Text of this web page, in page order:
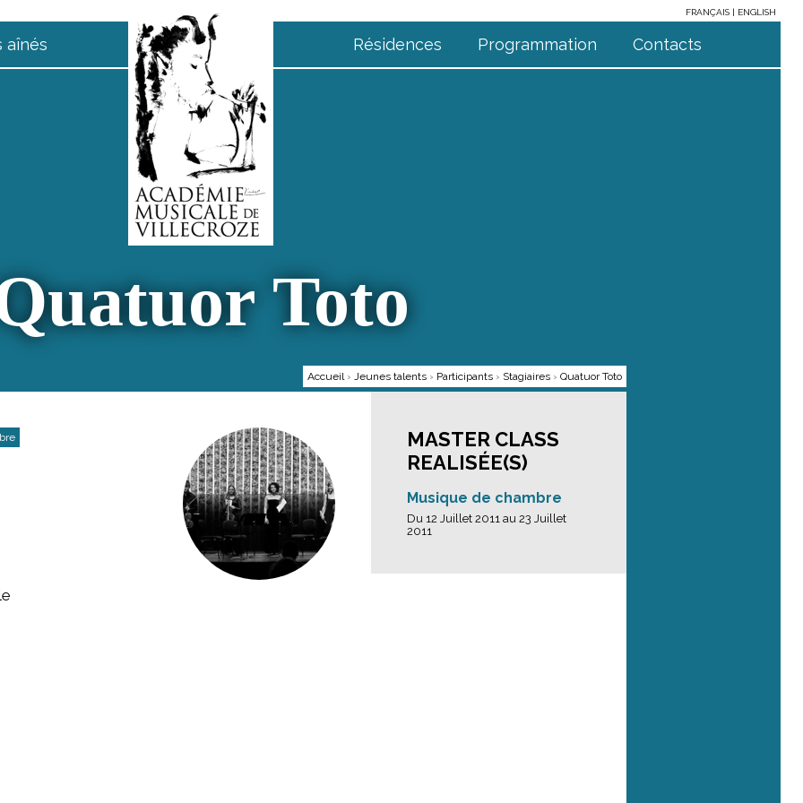
FRANÇAIS
ENGLISH
aînés Résidences Programmation Contacts
Toto
Accueil › Jeunes talents › Participants › Stagiaires › Quatuor Toto
MASTER CLASS
REALISÉE(S)
Musique de chambre
Du 12 Juillet 2011 au 23 Juillet
2011